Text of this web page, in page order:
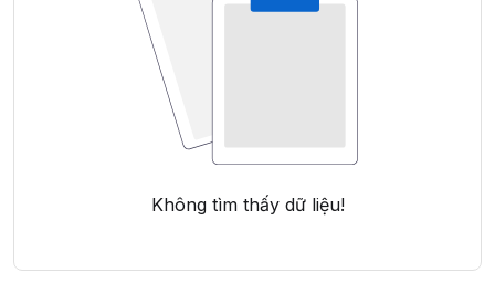
Không tìm thấy dữ liệu!